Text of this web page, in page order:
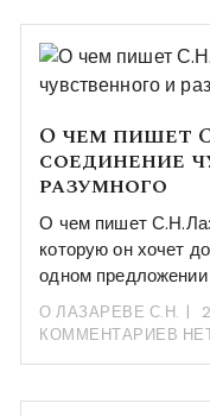
О чем пишет
соединение
разумного
О чем пишет
которую он хочет
одном
О ЛАЗАРЕВЕ С.Н.
КОММЕНТАРИЕВ